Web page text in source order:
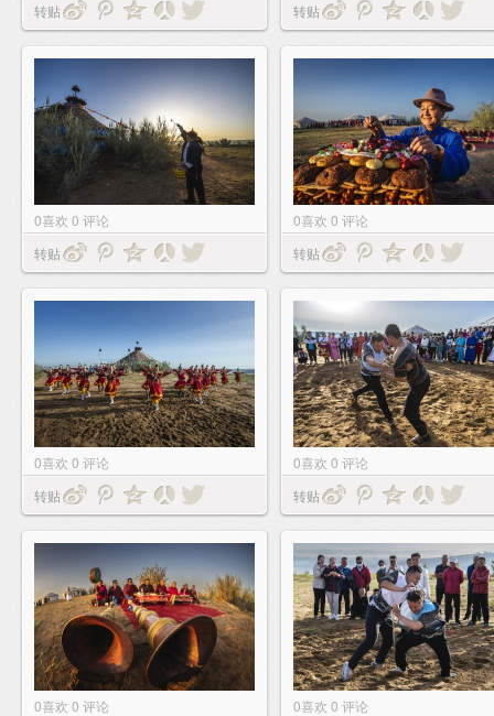
转贴
转贴
0喜欢 0 评论
转贴
0喜欢 0 评论
转贴
0喜欢 0 评论
转贴
0喜欢 0 评论
转贴
0喜欢 0 评论
0喜欢 0 评论